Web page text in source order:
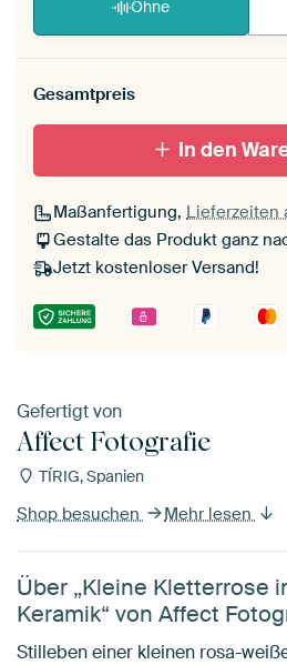
Ohne
Gesamtpreis
In den
Maßanfertigung, Lieferzeiten
Gestalte das Produkt ganz
Jetzt kostenloser Versand!
Gefertigt von
Affect Fotografie
TÍRIG, Spanien
Shop besuchen Mehr lesen
Über „Kleine Kletterrose
Keramik“ von Affect
Stilleben einer kleinen rosa-